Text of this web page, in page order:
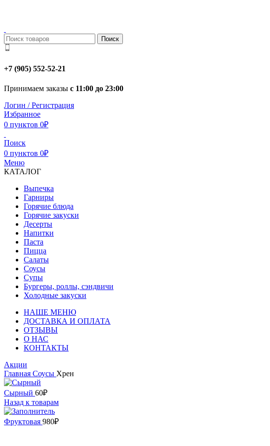
Поиск
+7 (905) 552-52-21
Принимаем заказы с 11:00 до 23:00
Логин / Регистрация
Избранное
0 пунктов 0₽
Поиск
0 пунктов 0₽
Меню
КАТАЛОГ
Выпечка
Гарниры
Горячие блюда
Горячие закуски
Десерты
Напитки
Паста
Пицца
Салаты
Соусы
Супы
Бургеры, роллы, сэндвичи
Холодные закуски
НАШЕ МЕНЮ
ДОСТАВКА И ОПЛАТА
ОТЗЫВЫ
О НАС
КОНТАКТЫ
Акции
Главная Соусы Хрен
Сырный 60₽
Назад к товарам
Фруктовая 980₽